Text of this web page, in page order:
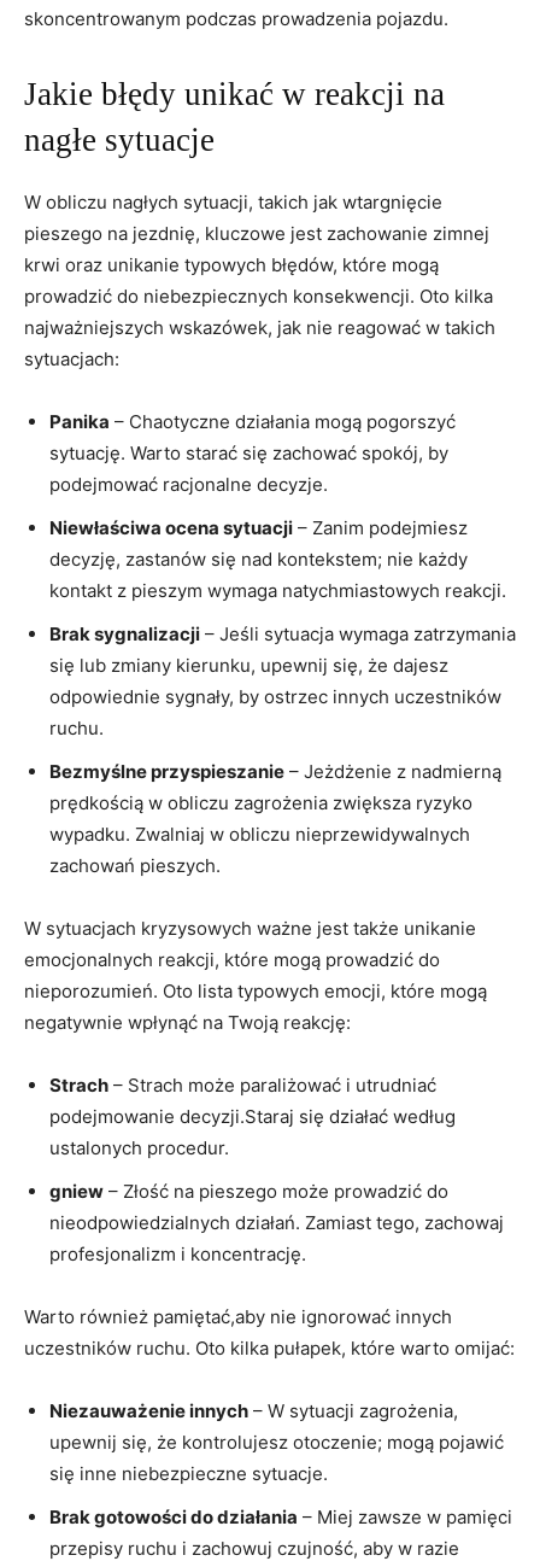
skoncentrowanym podczas prowadzenia pojazdu.
Jakie błędy unikać w reakcji na
nagłe sytuacje
W obliczu nagłych sytuacji, takich jak wtargnięcie
pieszego na jezdnię, kluczowe jest zachowanie zimnej
krwi oraz unikanie typowych błędów, które mogą
prowadzić do niebezpiecznych konsekwencji. Oto kilka
najważniejszych wskazówek, jak nie reagować w takich
sytuacjach:
Panika – Chaotyczne działania mogą pogorszyć
sytuację. Warto starać się zachować spokój, by
podejmować racjonalne decyzje.
Niewłaściwa ocena sytuacji – Zanim podejmiesz
decyzję, zastanów się nad kontekstem; nie każdy
kontakt z pieszym wymaga natychmiastowych reakcji.
Brak sygnalizacji – Jeśli sytuacja wymaga zatrzymania
się lub zmiany kierunku, upewnij się, że dajesz
odpowiednie sygnały, by ostrzec innych uczestników
ruchu.
Bezmyślne przyspieszanie – Jeżdżenie z nadmierną
prędkością w obliczu zagrożenia zwiększa ryzyko
wypadku. Zwalniaj w obliczu nieprzewidywalnych
zachowań pieszych.
W sytuacjach kryzysowych ważne jest także unikanie
emocjonalnych reakcji, które mogą prowadzić do
nieporozumień. Oto lista typowych emocji, które mogą
negatywnie wpłynąć na Twoją reakcję:
Strach – Strach może paraliżować i utrudniać
podejmowanie decyzji.Staraj się działać według
ustalonych procedur.
gniew – Złość na pieszego może prowadzić do
nieodpowiedzialnych działań. Zamiast tego, zachowaj
profesjonalizm i koncentrację.
Warto również pamiętać,aby nie ignorować innych
uczestników ruchu. Oto kilka pułapek, które warto omijać:
Niezauważenie innych – W sytuacji zagrożenia,
upewnij się, że kontrolujesz otoczenie; mogą pojawić
się inne niebezpieczne sytuacje.
Brak gotowości do działania – Miej zawsze w pamięci
przepisy ruchu i zachowuj czujność, aby w razie